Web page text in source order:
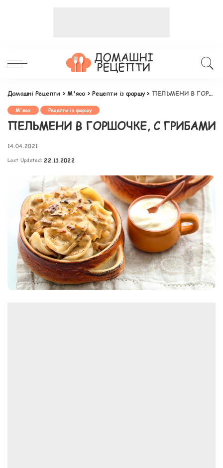
Домашні Рецепти >М'ясо>Рецепти із фаршу> ПЕЛЬМЕНИ В ГОРШОЧКЕ, С ГРИБАМИ
М'ясо Рецепти із фаршу
ПЕЛЬМЕНИ В ГОРШОЧКЕ, С ГРИБАМИ
14.04.2021
Last Updated: 22.11.2022